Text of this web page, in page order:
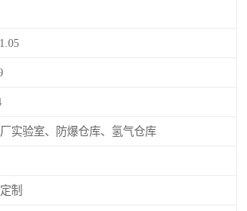
实验室、防爆仓库、氢气仓库
制